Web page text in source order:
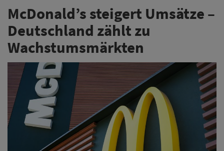
McDonald’s steigert Umsätze –
Deutschland zählt zu
Wachstumsmärkten